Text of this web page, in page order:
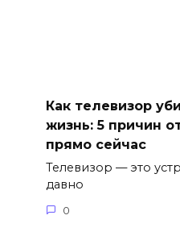
Как телевизор
жизнь: 5 причин
прямо сейчас
Телевизор — это
давно
0